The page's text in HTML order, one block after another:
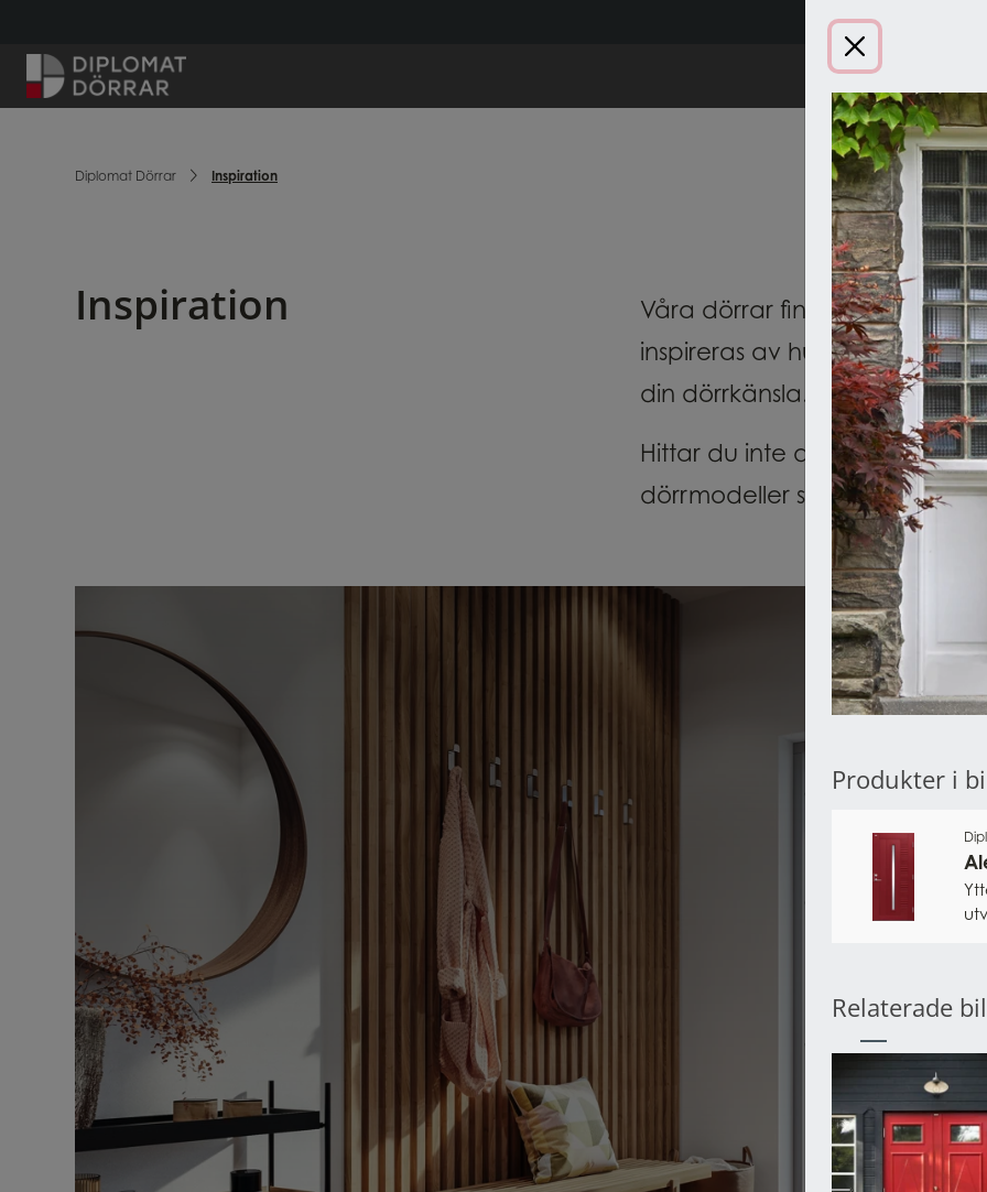
Diplomat Dörrar Inspiration
Inspiration
Våra dörrar finns i många hus
inspireras av hur andra har
din dörrkänsla.
Hittar du inte den rätta? Du
dörrmodeller som passar din
Inspiration
Produkter i
Relaterade